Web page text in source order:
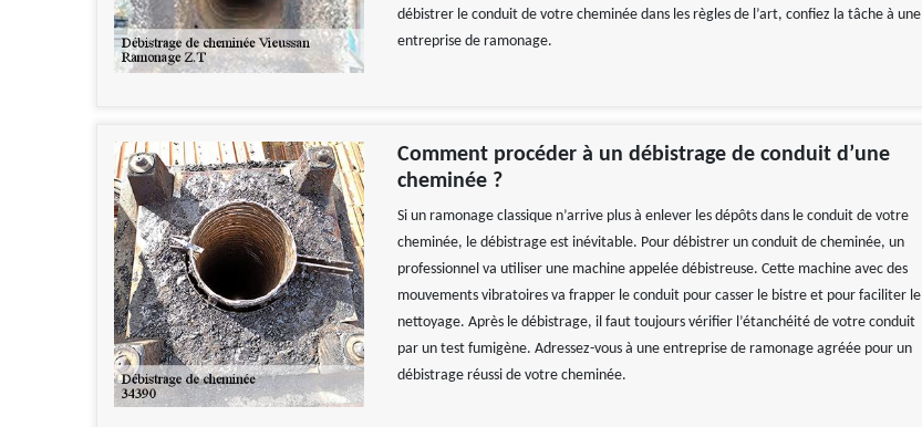
débistrer le conduit de votre cheminée dans les règles de l’art, confiez la tâche à une
entreprise de ramonage.
Comment procéder à un débistrage de conduit d’une
cheminée ?
Si un ramonage classique n’arrive plus à enlever les dépôts dans le conduit de votre
cheminée, le débistrage est inévitable. Pour débistrer un conduit de cheminée, un
professionnel va utiliser une machine appelée débistreuse. Cette machine avec des
mouvements vibratoires va frapper le conduit pour casser le bistre et pour faciliter le
nettoyage. Après le débistrage, il faut toujours vérifier l’étanchéité de votre conduit
par un test fumigène. Adressez-vous à une entreprise de ramonage agréée pour un
débistrage réussi de votre cheminée.